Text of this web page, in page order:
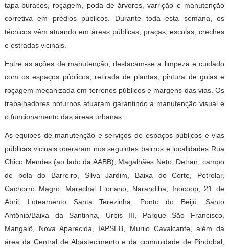
tapa-buracos, roçagem, poda de árvores, varrição e manutenção
corretiva em prédios públicos. Durante toda esta semana, os
técnicos vêm atuando em áreas públicas, praças, escolas, creches
e estradas vicinais.
Entre as ações de manutenção, destacam-se a limpeza e cuidado
com os espaços públicos, retirada de plantas, pintura de guias e
roçagem mecanizada em terrenos públicos e margens das vias. Os
trabalhadores noturnos atuaram garantindo a manutenção visual e
o funcionamento das áreas urbanas.
As equipes de manutenção e serviços de espaços públicos e vias
públicas vicinais operaram nos seguintes bairros e localidades Rua
Chico Mendes (ao lado da AABB), Magalhães Neto, Detran, campo
de bola do Barreiro, Silva Jardim, Baixa do Corte, Petrolar,
Cachorro Magro, Marechal Floriano, Narandiba, Inocoop, 21 de
Abril, Loteamento Santa Terezinha, Ponto do Beijú, Santo
Antônio/Baixa da Santinha, Urbis III, Parque São Francisco,
Mangalô, Nova Aparecida, IAPSEB, Murilo Cavalcante, além da
área da Central de Abastecimento e da comunidade de Pindobal,